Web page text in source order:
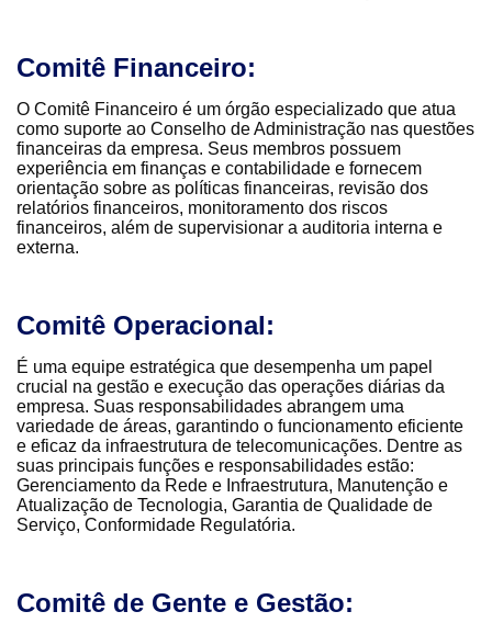
Comitê Financeiro:
O Comitê Financeiro é um órgão especializado que atua
como suporte ao Conselho de Administração nas questões
financeiras da empresa. Seus membros possuem
experiência em finanças e contabilidade e fornecem
orientação sobre as políticas financeiras, revisão dos
relatórios financeiros, monitoramento dos riscos
financeiros, além de supervisionar a auditoria interna e
externa.
Comitê Operacional:
É uma equipe estratégica que desempenha um papel
crucial na gestão e execução das operações diárias da
empresa. Suas responsabilidades abrangem uma
variedade de áreas, garantindo o funcionamento eficiente
e eficaz da infraestrutura de telecomunicações. Dentre as
suas principais funções e responsabilidades estão:
Gerenciamento da Rede e Infraestrutura, Manutenção e
Atualização de Tecnologia, Garantia de Qualidade de
Serviço, Conformidade Regulatória.
Comitê de Gente e Gestão: